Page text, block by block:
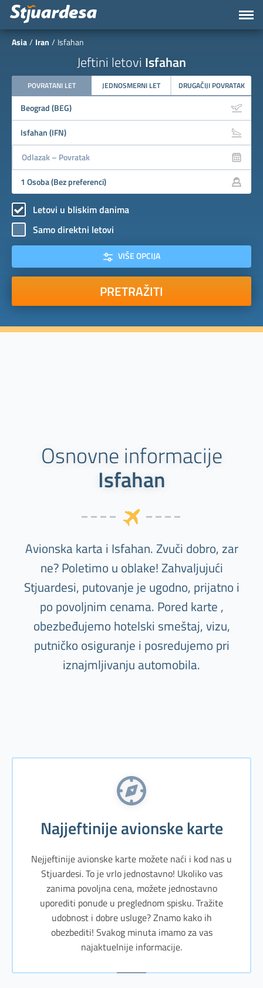
Asia Iran Isfahan
Jeftini letovi Isfahan
POVRATANI LET JEDNOSMERNI LET DRUGAČIJI POVRATAK
Letovi u bliskim danima
Samo direktni letovi
VIŠE OPCIJA
PRETRAŽITI
Osnovne informacije
Isfahan
Avionska karta i Isfahan. Zvuči dobro, zar
ne? Poletimo u oblake! Zahvaljujući
Stjuardesi, putovanje je ugodno, prijatno i
po povoljnim cenama. Pored karte ,
obezbeđujemo hotelski smeštaj, vizu,
putničko osiguranje i posredujemo pri
iznajmljivanju automobila.
Najjeftinije avionske karte
Nejjeftinije avionske karte možete naći i kod nas u
Stjuardesi. To je vrlo jednostavno! Ukoliko vas
zanima povoljna cena, možete jednostavno
uporediti ponude u preglednom spisku. Tražite
udobnost i dobre usluge? Znamo kako ih
obezbediti! Svakog minuta imamo za vas
najaktuelnije informacije.